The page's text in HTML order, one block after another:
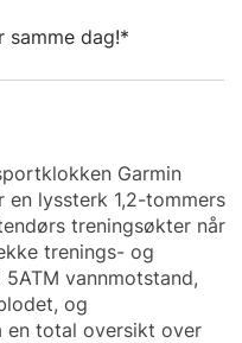
samme dag!*
Garmin
lyssterk 1,2-tommers
treningsøkter når
trenings- og
vannmotstand,
og
en total oversikt over